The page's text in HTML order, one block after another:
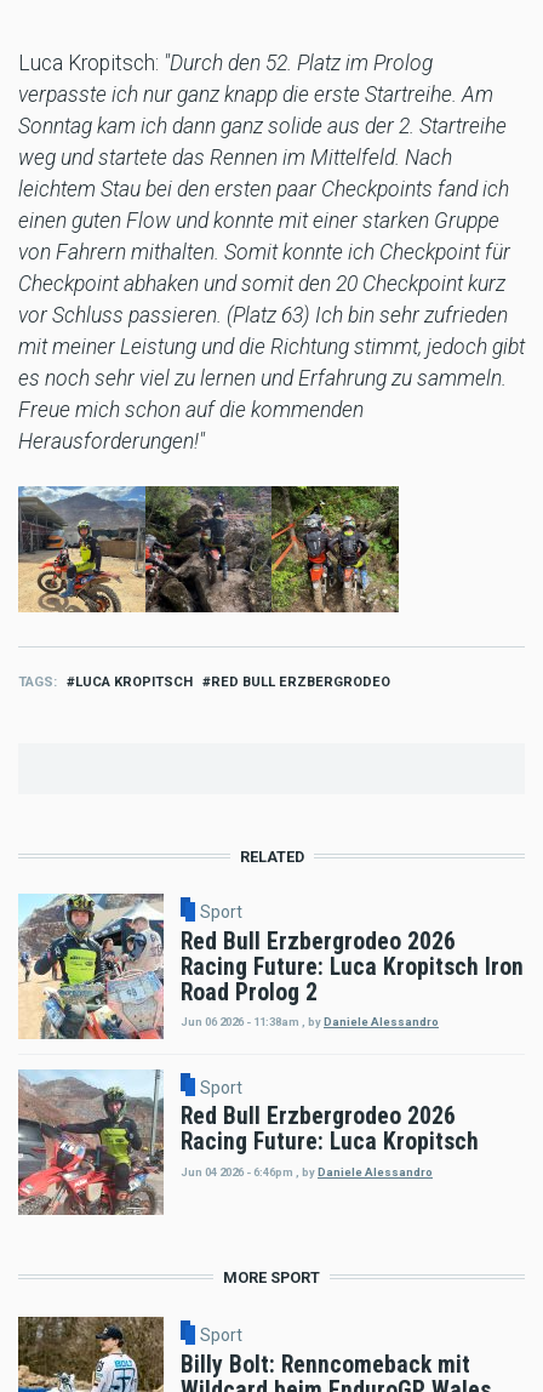
Luca Kropitsch: "Durch den 52. Platz im Prolog
verpasste ich nur ganz knapp die erste Startreihe. Am
Sonntag kam ich dann ganz solide aus der 2. Startreihe
weg und startete das Rennen im Mittelfeld. Nach
leichtem Stau bei den ersten paar Checkpoints fand ich
einen guten Flow und konnte mit einer starken Gruppe
von Fahrern mithalten. Somit konnte ich Checkpoint für
Checkpoint abhaken und somit den 20 Checkpoint kurz
vor Schluss passieren. (Platz 63) Ich bin sehr zufrieden
mit meiner Leistung und die Richtung stimmt, jedoch gibt
es noch sehr viel zu lernen und Erfahrung zu sammeln.
Freue mich schon auf die kommenden
Herausforderungen!"
TAGS LUCA KROPITSCH RED BULL ERZBERGRODEO
RELATED
Sport
Red Bull Erzbergrodeo 2026
Racing Future: Luca Kropitsch Iron
Road Prolog 2
Jun 06 2026 - 11:38am byDaniele Alessandro
Sport
Red Bull Erzbergrodeo 2026
Racing Future: Luca Kropitsch
Jun 04 2026 - 6:46pm byDaniele Alessandro
MORE SPORT
Sport
Billy Bolt: Renncomeback mit